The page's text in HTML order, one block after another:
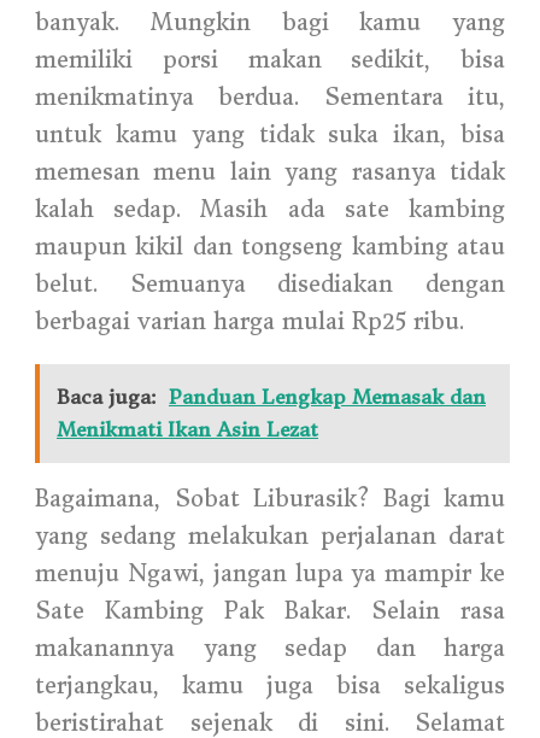
banyak. Mungkin bagi kamu yang
memiliki porsi makan sedikit, bisa
menikmatinya berdua. Sementara itu,
untuk kamu yang tidak suka ikan, bisa
memesan menu lain yang rasanya tidak
kalah sedap. Masih ada sate kambing
maupun kikil dan tongseng kambing atau
belut. Semuanya disediakan dengan
berbagai varian harga mulai Rp25 ribu.
Baca juga: Panduan Lengkap Memasak dan
Menikmati Ikan Asin Lezat
Bagaimana, Sobat Liburasik? Bagi kamu
yang sedang melakukan perjalanan darat
menuju Ngawi, jangan lupa ya mampir ke
Sate Kambing Pak Bakar. Selain rasa
makanannya yang sedap dan harga
terjangkau, kamu juga bisa sekaligus
beristirahat sejenak di sini. Selamat